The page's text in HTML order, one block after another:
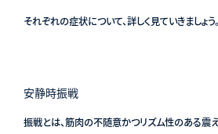
それぞれの症状について、詳しく見ていきましょう。
安静時振戦
振戦とは、筋肉の不随意かつリズム性のある震え